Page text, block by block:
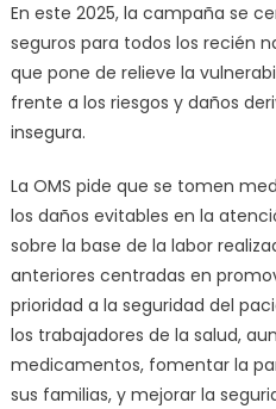
En este 2025, la campaña se
seguros para todos los recién
que pone de relieve la
frente a los riesgos y daños
insegura.
La OMS pide que se tomen
los daños evitables en la
sobre la base de la labor
anteriores centradas en
prioridad a la seguridad del
los trabajadores de la salud,
medicamentos, fomentar la
sus familias, y mejorar la